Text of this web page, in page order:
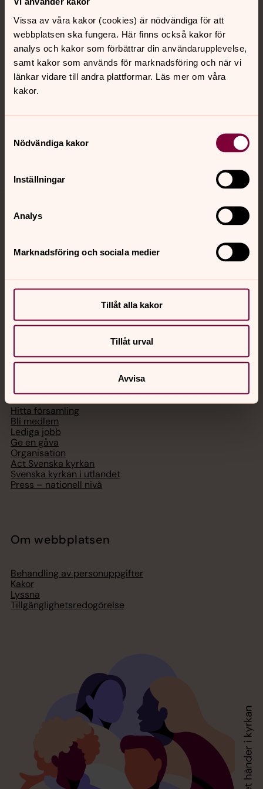
Vissa av våra kakor (cookies) är nödvändiga för att
webbplatsen ska fungera. Här finns också kakor för
analys och kakor som förbättrar din användarupplevelse,
samt kakor som används för marknadsföring och när vi
länkar vidare till andra plattformar. Läs mer om våra
kakor.
Nödvändiga kakor
Inställningar
Analys
Marknadsföring och sociala medier
Tillåt alla kakor
Tillåt urval
Avvisa
Kalender
Hitta snabbt
Jourhavande präst
Akut samtals- och krisstöd. Prata eller chatta anonymt
med en präst på kvällar och nätter.
Chatt
Telefon 112
Hitta församling
Bli medlem
Lediga jobb
Ge en gåva
Organisation
Act Svenska kyrkan
Svenska kyrkan i utlandet
Press – nationell nivå
Om webbplatsen
Behandling av personuppgifter
Kakor
Lyssna
Tillgänglighetsredogörelse